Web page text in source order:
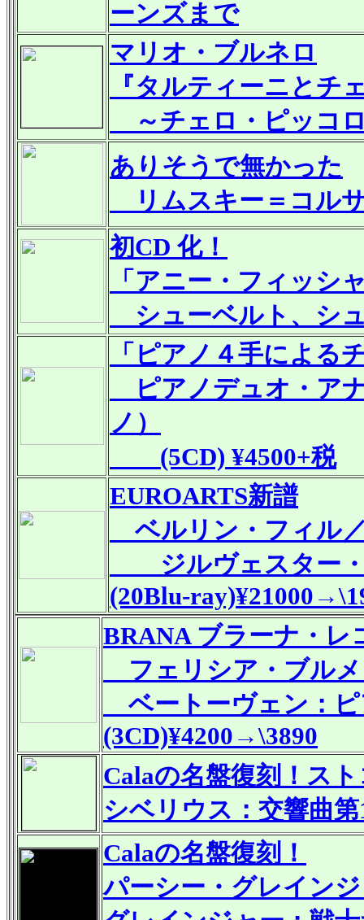
ーンズまで
マリオ・ブルネロ
『タルティーニとチ
～チェロ・ピッコ
ありそうで無かった
リムスキー＝コル
初CD 化！
「アニー・フィッシ
シューベルト、シ
「ピアノ４手による
ピアノデュオ・ア
ノ）
(5CD) ¥4500+税
EUROARTS新譜
ベルリン・フィル
ジルヴェスター・
(20Blu-
BRANA ブラーナ・レ
フェリシア・ブル
ベートーヴェン：ピ
(3CD)¥4200→\3890
Calaの名盤復刻！ス
シベリウス：交響曲
Calaの名盤復刻！
パーシー・グレイン